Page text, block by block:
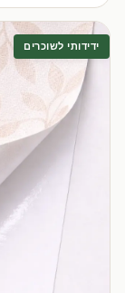
ידידותי לשוכרים